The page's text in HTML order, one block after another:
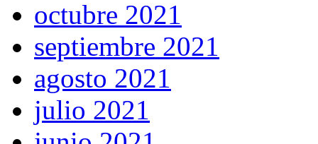
octubre 2021
septiembre 2021
agosto 2021
julio 2021